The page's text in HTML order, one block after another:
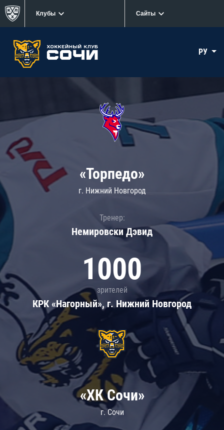
Клубы Сайты
РУ
«Торпедо»
г. Нижний Новгород
Тренер:
Немировски Дэвид
1000
зрителей
КРК «Нагорный», г. Нижний Новгород
«ХК Сочи»
г. Сочи